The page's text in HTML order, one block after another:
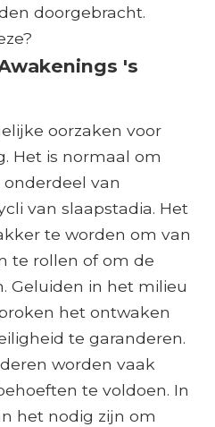
doorgebracht.
's
oorzaken voor
Het is normaal om
van
van slaapstadia. Het
te worden om van
te rollen of om de
Geluiden in het milieu
het ontwaken
te garanderen.
worden vaak
te voldoen. In
het nodig zijn om